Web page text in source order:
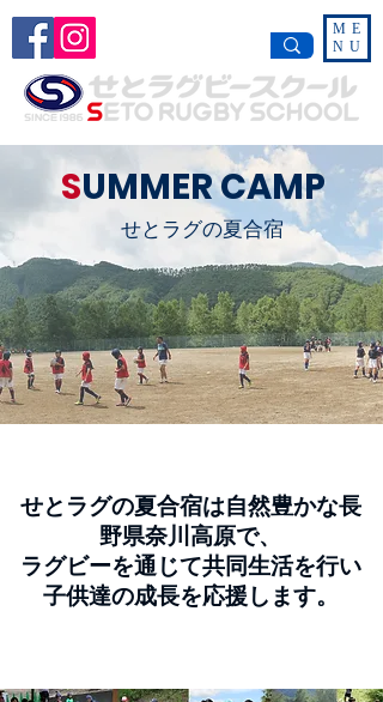
ME
NU
せとラグの夏合宿
SUMMER CAMP
せとラグの夏合宿は自然豊かな長
野県奈川高原で、
ラグビーを通じて共同生活を行い
子供達の成長を応援します。